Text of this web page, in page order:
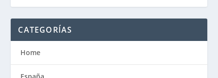
CATEGORÍAS
Home
España